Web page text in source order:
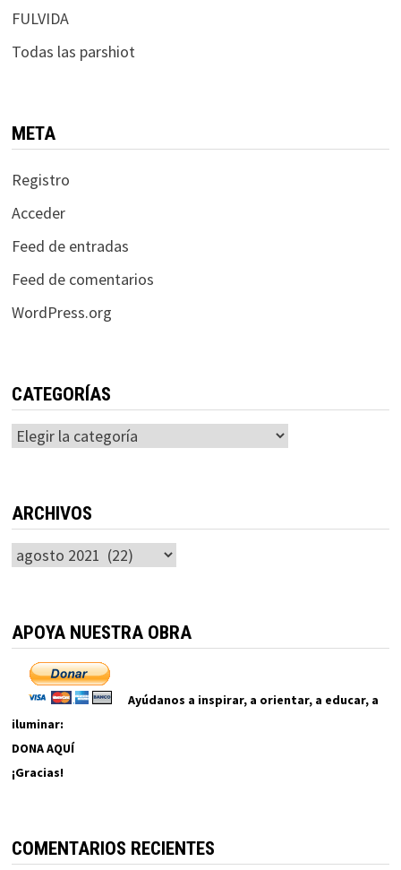
FULVIDA
Todas las parshiot
META
Registro
Acceder
Feed de entradas
Feed de comentarios
WordPress.org
CATEGORÍAS
Categorías
ARCHIVOS
Archivos
APOYA NUESTRA OBRA
Ayúdanos a inspirar, a orientar, a educar, a
iluminar:
DONA AQUÍ
¡Gracias!
COMENTARIOS RECIENTES